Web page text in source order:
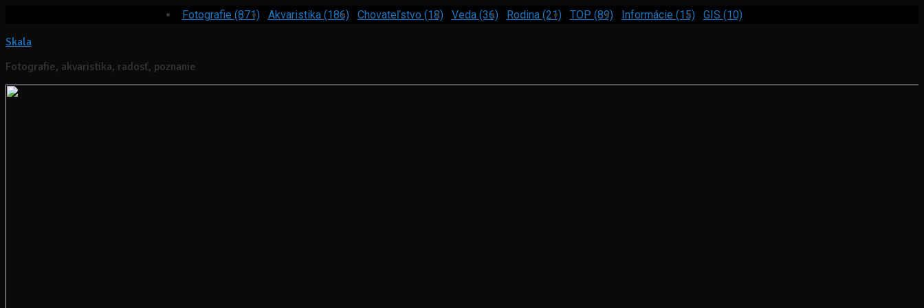
Fotografie (871) Akvaristika (186) Chovateľstvo (18) Veda (36) Rodina (21) TOP (89) Informácie (15) GIS (10)
Skala
Fotografie, akvaristika, radosť, poznanie